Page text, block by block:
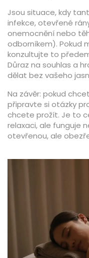
Jsou situace, kdy
infekce, otevřené
onemocnění nebo
odborníkem). Pokud
konzultujte to
Důraz na souhlas a
dělat bez vašeho
Na závěr: pokud
připravte si otázky
chcete prožít. Je to
relaxaci, ale funguje
otevřenou, ale